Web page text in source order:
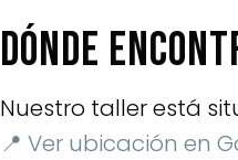
Dónde
Nuestro taller está
📍 Ver ubicación en